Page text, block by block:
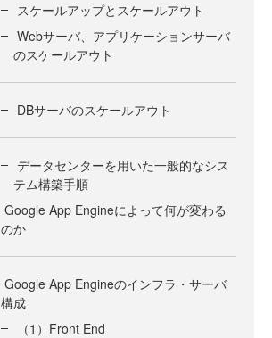
スケールアップとスケールアウト
Webサーバ、アプリケーションサーバ
のスケールアウト
DBサーバのスケールアウト
データセンターを用いた一般的なシス
テム構築手順
Google App Engineによって何が変わる
のか
Google App Engineのインフラ・サーバ
構成
（1）Front End